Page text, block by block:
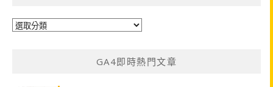
分
GA4即時熱門文章